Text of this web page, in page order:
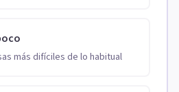
más difíciles de lo habitual